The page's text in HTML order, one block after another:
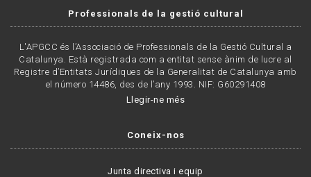
Professionals de la gestió cultural
L'APGCC és l’Associació de Professionals de la Gestió Cultural a
Catalunya. Està registrada com a entitat sense ànim de lucre al
Registre d’Entitats Jurídiques de la Generalitat de Catalunya amb
el número 14486, des de l’any 1993. NIF: G60291408
Llegir-ne més
Coneix-nos
Junta directiva i equip